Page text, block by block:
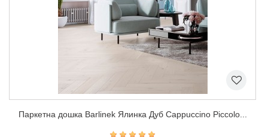
Паркетна дошка Barlinek Ялинка Дуб Cappuccino Piccolo...